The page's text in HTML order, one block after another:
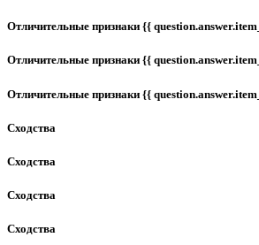
Отличительные признаки {{
Отличительные признаки {{
Отличительные признаки {{
Сходства
Сходства
Сходства
Сходства